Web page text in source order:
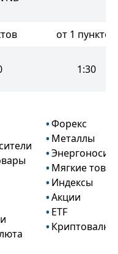
от 1 пунктов
1:30
Форекс
Металлы
Мягкие
Индексы
Акции
ETF